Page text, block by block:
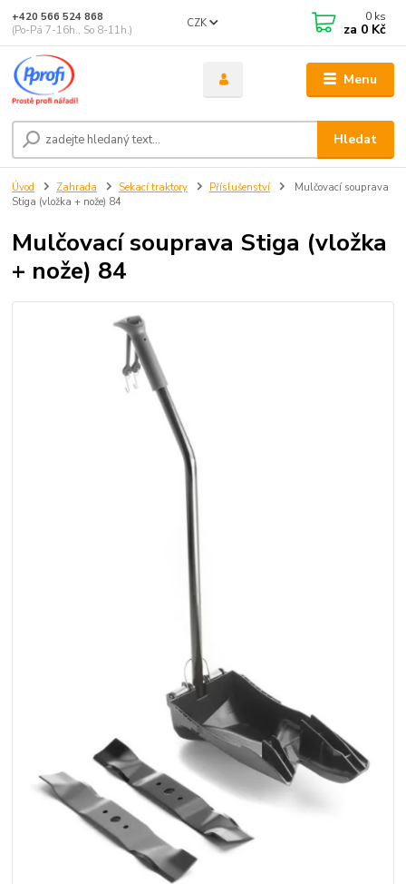
Menu
CZK
Hledat
+420 566 524 868
(Po-Pá 7-16h., So 8-11h.)
0 ks
za 0 Kč
Úvod Zahrada Sekací traktory Příslušenství
Mulčovací souprava
Stiga (vložka + nože) 84
Mulčovací souprava Stiga (vložka
+ nože) 84